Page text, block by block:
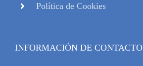
Política de Cookies
INFORMACIÓN DE CONTACTO